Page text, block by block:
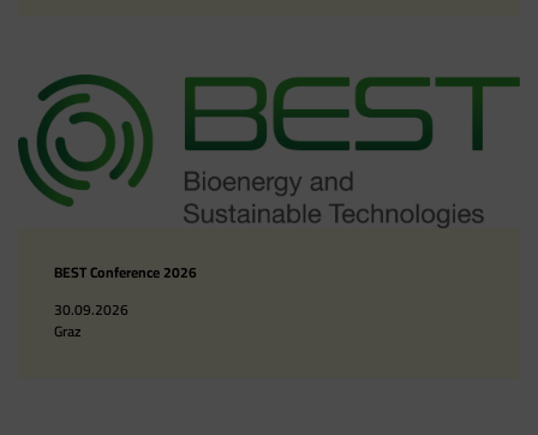
BEST Conference 2026
30.09.2026
Graz